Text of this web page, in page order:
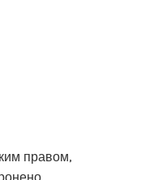
правом,